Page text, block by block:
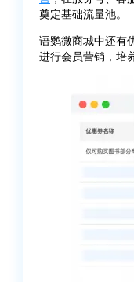
奠定基础流量池。
语鹦微商城中还有
进行会员营销，培